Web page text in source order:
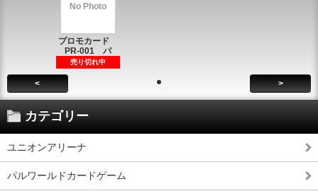
No Photo
プロモカード
PR-001 パ
売り切れ中
< >
カテゴリー
ユニオンアリーナ
パルワールドカードゲーム